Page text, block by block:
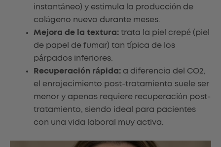
instantáneo) y estimula la producción de
colágeno nuevo durante meses.
Mejora de la textura: trata la piel crepé (piel
de papel de fumar) tan típica de los
párpados inferiores.
Recuperación rápida: a diferencia del CO2,
el enrojecimiento post-tratamiento suele ser
menor y apenas requiere recuperación post-
tratamiento, siendo ideal para pacientes
con una vida laboral muy activa.